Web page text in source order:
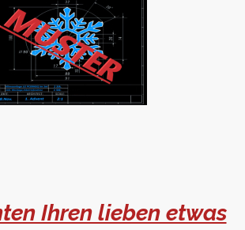
Ihren lieben etwas